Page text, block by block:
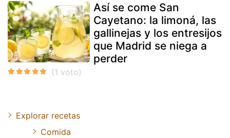
Así se come San
Cayetano: la limoná, las
gallinejas y los entresijos
que Madrid se niega a
perder
Explorar recetas
Comida